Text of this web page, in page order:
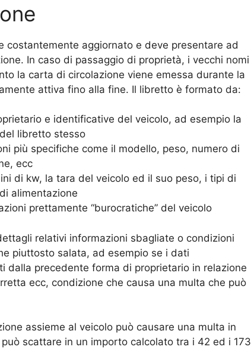
costantemente aggiornato e deve presentare ad
In caso di passaggio di proprietà, i vecchi nomi
la carta di circolazione viene emessa durante la
attiva fino alla fine. Il libretto è formato da:
e identificative del veicolo, ad esempio la
libretto stesso
più specifiche come il modello, peso, numero di
ecc
di kw, la tara del veicolo ed il suo peso, i tipi di
alimentazione
prettamente “burocratiche” del veicolo
relativi informazioni sbagliate o condizioni
piuttosto salata, ad esempio se i dati
dalla precedente forma di proprietario in relazione
ecc, condizione che causa una multa che può
assieme al veicolo può causare una multa in
scattare in un importo calcolato tra i 42 ed i 173